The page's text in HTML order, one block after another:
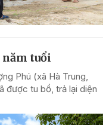
tuổi
Phú (xã Hà Trung,
được tu bổ, trả lại diện